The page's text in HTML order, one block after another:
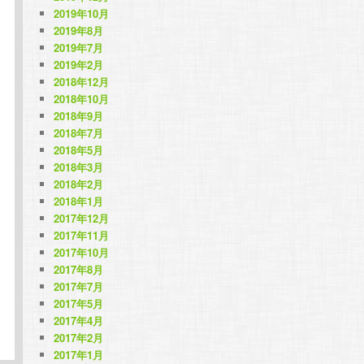
2019年10月
2019年8月
2019年7月
2019年2月
2018年12月
2018年10月
2018年9月
2018年7月
2018年5月
2018年3月
2018年2月
2018年1月
2017年12月
2017年11月
2017年10月
2017年8月
2017年7月
2017年5月
2017年4月
2017年2月
2017年1月